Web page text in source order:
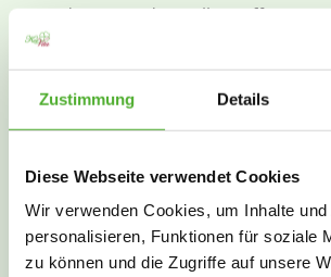
Zustimmung Details
Diese Webseite verwendet Cookies
Wir verwenden Cookies, um Inhalte
personalisieren, Funktionen für soziale
zu können und die Zugriffe auf unsere
modernes und vor allem offenes
einfühlsamer Pflege durch hoch
Mitarbeiterinnen und Mitarbeiter
dürfen.“
Der individuelle und
Interesse an Pflege- und
„Wir verzeichnen eine hohe
werden bereits als Teil der
wahrgenommen“, beschreibt